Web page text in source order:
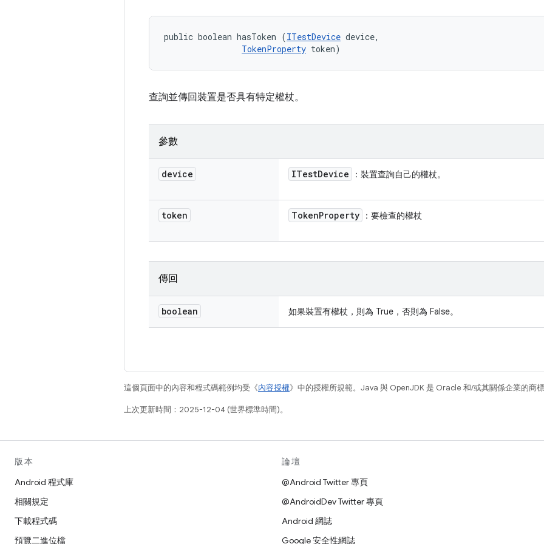
public boolean hasToken (ITestDevice device,
TokenProperty token)
查詢並傳回裝置是否具有特定權杖。
參數
device ITestDevice ：裝置查詢自己的權杖。
token TokenProperty ：要檢查的權杖
傳回
boolean 如果裝置有權杖，則為 True，否則為 False。
這個頁面中的內容和程式碼範例均受《內容授權》中的授權所規範。Java 與 OpenJDK 是 Oracle 和/或其關係企業的商
上次更新時間：2025-12-04 (世界標準時間)。
版本
Android 程式庫
相關規定
下載程式碼
預覽二進位檔
論壇
@Android Twitter 專頁
@AndroidDev Twitter 專頁
Android 網誌
Google 安全性網誌